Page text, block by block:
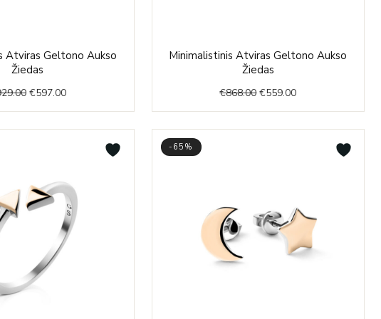
Atviras Geltono Aukso
Žiedas
price
€929.00.
€597.00
price
€597.00.
Minimalistinis Atviras Geltono Aukso
Žiedas
€868.00
price
€868.00.
€559.00
price
€559.00.
-65%